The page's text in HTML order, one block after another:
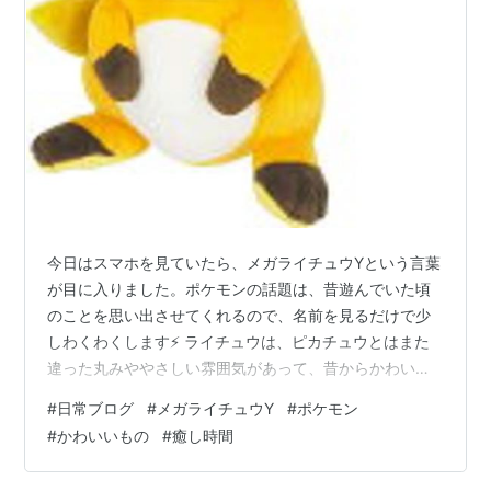
今日はスマホを見ていたら、メガライチュウYという言葉
が目に入りました。ポケモンの話題は、昔遊んでいた頃
のことを思い出させてくれるので、名前を見るだけで少
しわくわくします⚡ ライチュウは、ピカチュウとはまた
違った丸みややさしい雰囲気があって、昔からかわいい
なのにどこか愛嬌もあって、見ているだけで楽しい気持
ちになります。 毎日の中で、かわいいものを見て少し元
気になることってありますよね。大きな出来事ではなく
#日常ブログ # メガライチュウY #ポケモン
#かわいいもの #癒し時間